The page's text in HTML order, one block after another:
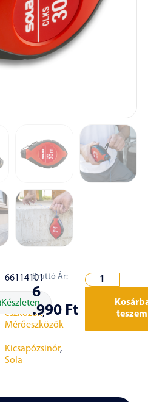
66114101
Jelölő
eszközök,
Mérőeszközök
Kicsapózsinór,
Sola
Készleten
Bruttó Ár:
6
.990 Ft
teszem